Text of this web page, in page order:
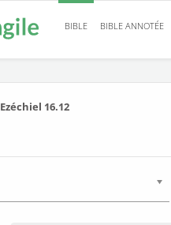
BIBLE BIBLE ANNOTÉE
Ezéchiel 16.12